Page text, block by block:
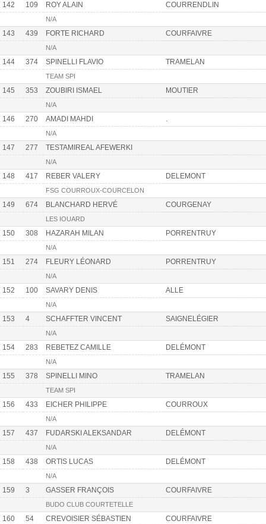
142 109 ROY ALAIN COURRENDLIN
N/A
143 439 FORTE RICHARD COURFAIVRE
N/A
144 374 SPINELLI FLAVIO TRAMELAN
TEAM SPI
145 353 ZOUBIRI ISMAEL MOUTIER
N/A
146 270 AMADI MAHDI .
N/A
147 277 TESTAMIREAL AFEWERKI
N/A
148 417 REBER VALERY DELEMONT
FSG COURROUX-COURCELON
149 674 BLANCHARD HERVÉ COURGENAY
LES IOUARD
150 308 HAZARAH MILAN PORRENTRUY
N/A
151 274 FLEURY LÉONARD PORRENTRUY
N/A
152 100 SAVARY DENIS ALLE
N/A
153 4 SCHAFFTER VINCENT SAIGNELÉGIER
N/A
154 283 REBETEZ CAMILLE DELÉMONT
N/A
155 378 SPINELLI MINO TRAMELAN
TEAM SPI
156 433 EICHER PHILIPPE COURROUX
N/A
157 437 FUDARSKI ALEKSANDAR DELÉMONT
N/A
158 438 ORTIS LUCAS DELÉMONT
N/A
159 3 GASSER FRANÇOIS COURFAIVRE
BUDO CLUB COURTETELLE
160 54 CREVOISIER SÉBASTIEN COURFAIVRE